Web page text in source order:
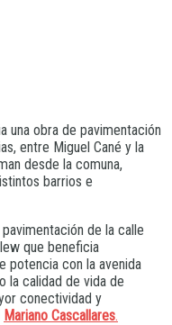
una obra de pavimentación
entre Miguel Cané y la
desde la comuna,
barrios e
de la calle
que beneficia
potencia con la avenida
la calidad de vida de
conectividad y
Mariano Cascallares.